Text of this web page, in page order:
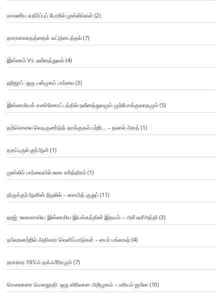
காலனிய எதிர்ப்புப் போரில் முஸ்லிம்கள் (2)
தாராளவாதத்தைக் கட்டுடைத்தல்(7)
இஸ்லாம் Vs. நவீனத்துவம்(4)
ஹிஜாப்: ஒரு பன்முகப் பார்வை(3)
இஸ்லாமியக் கண்ணோட்டத்தில் நவீனத்துவமும் முற்போக்குவாதமும்(5)
தற்கொலை வெடிகுண்டுத் தாக்குதல் பற்றி… – தலால் அசத் (1)
ததப்புருல் குர்ஆன் (1)
முஸ்லிம் பார்வையில் உலக சரித்திரம்(1)
திருக்குர்ஆனின் நிழலில் – சையித் குதுப் (11)
ஹஜ்: உலகளாவிய இஸ்லாமிய இயக்கத்தின் இதயம் – அலீ ஷரீஅத்தி (3)
நபிவரலாற்றில் அதிகார வெளிப்பாடுகள் – ஸபர் பங்காஷ் (4)
நாசகார ISIS-ம் தக்ஃபீரிசமும்(7)
மௌலானா மௌதூதி: ஒரு விரிவான அறிமுகம் – மரியம் ஜமீலா (10)